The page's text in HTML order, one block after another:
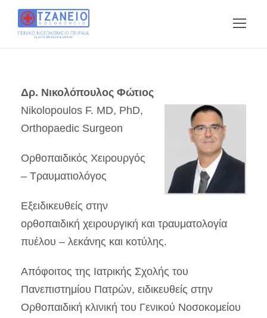
Δρ. Νικολόπουλος Φώτιος
Nikolopoulos F. MD, PhD,
Orthopaedic Surgeon
Ορθοπαιδικός Χειρουργός
– Τραυματιολόγος
Εξειδικευθείς στην
ορθοπαιδική χειρουργική και τραυματολογία
πυέλου – λεκάνης και κοτύλης.
Απόφοιτος της Ιατρικής Σχολής του
Πανεπιστημίου Πατρών, ειδικευθείς στην
Ορθοπαιδική κλινική του Γενικού Νοσοκομείου